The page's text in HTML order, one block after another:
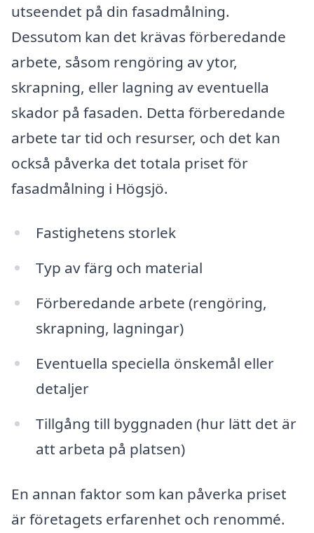
utseendet på din fasadmålning.
Dessutom kan det krävas förberedande
arbete, såsom rengöring av ytor,
skrapning, eller lagning av eventuella
skador på fasaden. Detta förberedande
arbete tar tid och resurser, och det kan
också påverka det totala priset för
fasadmålning i Högsjö.
Fastighetens storlek
Typ av färg och material
Förberedande arbete (rengöring,
skrapning, lagningar)
Eventuella speciella önskemål eller
detaljer
Tillgång till byggnaden (hur lätt det är
att arbeta på platsen)
En annan faktor som kan påverka priset
är företagets erfarenhet och renommé.